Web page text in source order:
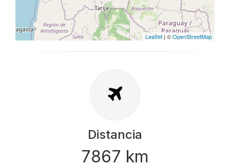
Leaflet | ©OpenStreetMap
Distancia
7867 km